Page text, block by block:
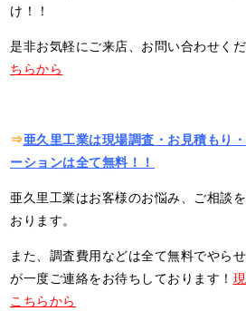
け！！
是非お気軽にご来店、お問い合わせくだ
ちらから
⇒亜久里工業は現場調査・お見積もり
ーションは全て無料！！
亜久里工業はお客様のお悩み、ご相談
おります。
また、調査費用などは全て無料でやら
が一度ご連絡をお待ちしております！
こちらから